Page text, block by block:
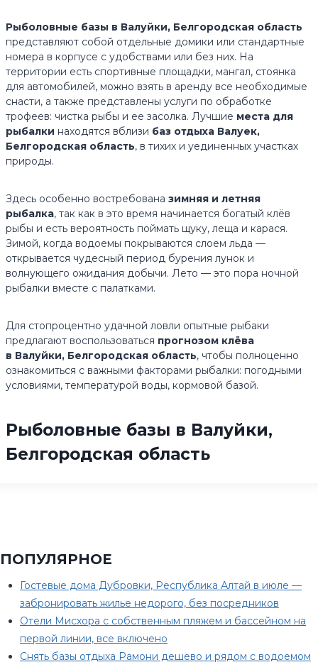
Рыболовные базы в Валуйки, Белгородская область
представляют собой отдельные домики или стандартные
номера в корпусе с удобствами или без них. На
территории есть спортивные площадки, мангал, стоянка
для автомобилей, можно взять в аренду все необходимые
снасти, а также представлены услуги по обработке
трофеев: чистка рыбы и ее засолка. Лучшие места для
рыбалки находятся вблизи баз отдыха Валуек,
Белгородская область, в тихих и уединенных участках
природы.
Здесь особенно востребована зимняя и летняя
рыбалка, так как в это время начинается богатый клёв
рыбы и есть вероятность поймать щуку, леща и карася.
Зимой, когда водоемы покрываются слоем льда —
открывается чудесный период бурения лунок и
волнующего ожидания добычи. Лето — это пора ночной
рыбалки вместе с палатками.
Для стопроцентно удачной ловли опытные рыбаки
предлагают воспользоваться прогнозом клёва
в Валуйки, Белгородская область, чтобы полноценно
ознакомиться с важными факторами рыбалки: погодными
условиями, температурой воды, кормовой базой.
Рыболовные базы в Валуйки,
Белгородская область
ПОПУЛЯРНОЕ
Гостевые дома Дубровки, Республика Алтай в июле —
забронировать жилье недорого, без посредников
Отели Мисхора с собственным пляжем и бассейном на
первой линии, все включено
Снять базы отдыха Рамони дешево и рядом с водоемом